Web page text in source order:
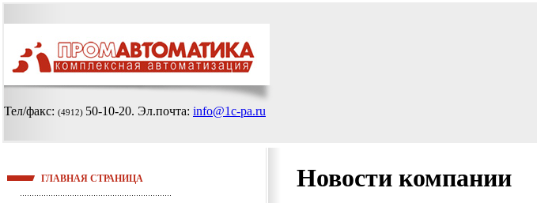
Тел/факс: (4912) 50-10-20. Эл.почта: info@1c-pa.ru
ГЛАВНАЯ СТРАНИЦА Новости компании